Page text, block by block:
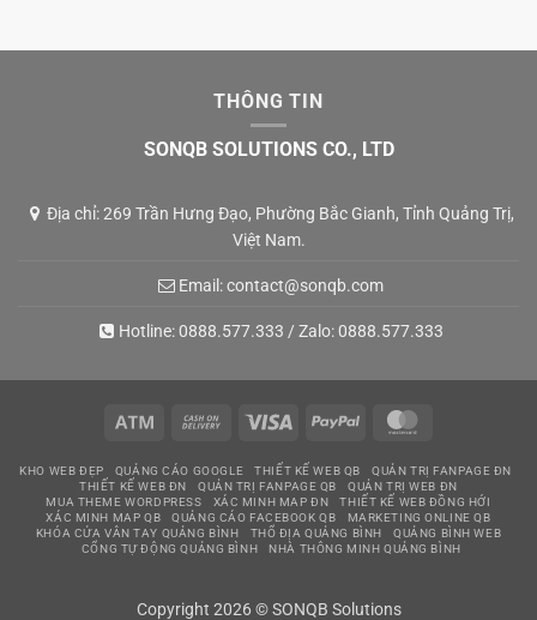
THÔNG TIN
SONQB SOLUTIONS CO., LTD
Địa chỉ: 269 Trần Hưng Đạo, Phường Bắc Gianh, Tỉnh Quảng Trị,
Việt Nam.
Email:contact@sonqb.com
Hotline:0888.577.333 / Zalo:0888.577.333
Atm
Cash
Delivery
Visa PayPal
KHO WEB ĐẸP QUẢNG CÁO GOOGLE THIẾT KẾ WEB QB
QUẢN TRỊ FANPAGE ĐN
THIẾT KẾ WEB ĐN
QUẢN TRỊ FANPAGE QB
QUẢN TRỊ WEB ĐN
MUA THEME WORDPRESS
XÁC MINH MAP ĐN
THIẾT KẾ WEB ĐỒNG HỚI
XÁC MINH MAP QB
QUẢNG CÁO FACEBOOK QB
MARKETING ONLINE QB
KHÓA CỬA VÂN TAY QUẢNG BÌNH
THỔ ĐỊA QUẢNG BÌNH
QUẢNG BÌNH WEB
CỔNG TỰ ĐỘNG QUẢNG BÌNH
NHÀ THÔNG MINH QUẢNG BÌNH
Copyright 2026 © SONQB Solutions